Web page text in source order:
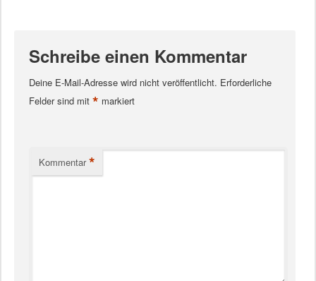
Schreibe einen Kommentar
Deine E-Mail-Adresse wird nicht veröffentlicht. Erforderliche
Felder sind mit * markiert
Kommentar *